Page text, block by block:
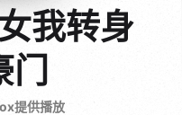
我转身
门
提供播放